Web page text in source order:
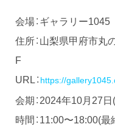
会場：ギャラリー1045
住所：山梨県甲府市
F
URL： https://
会期：2024年10月27日
時間：11:00〜18:00(